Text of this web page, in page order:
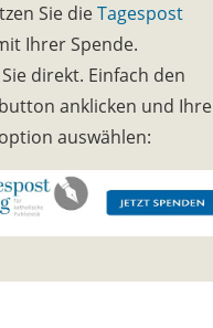
Sie dieTagespost
Ihrer Spende.
direkt. Einfach den
anklicken und Ihre
auswählen: